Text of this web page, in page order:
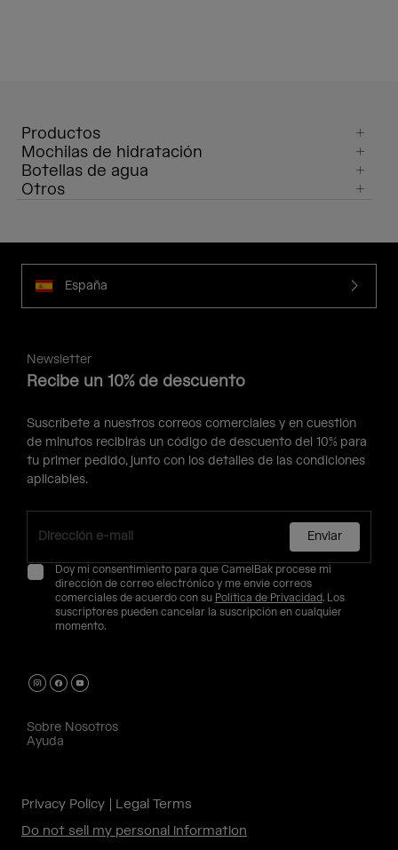
Productos
Mochilas de hidratación
Botellas de agua
Otros
España
Newsletter
Recibe un 10% de descuento
Suscríbete a nuestros correos comerciales y en cuestión
de minutos recibirás un código de descuento del 10% para
tu primer pedido, junto con los detalles de las condiciones
aplicables.
Enviar
Doy mi consentimiento para que CamelBak procese mi
dirección de correo electrónico y me envíe correos
comerciales de acuerdo con su Política de Privacidad. Los
suscriptores pueden cancelar la suscripción en cualquier
momento.
Sobre Nosotros
Ayuda
Privacy Policy
Legal Terms
Do not sell my personal information